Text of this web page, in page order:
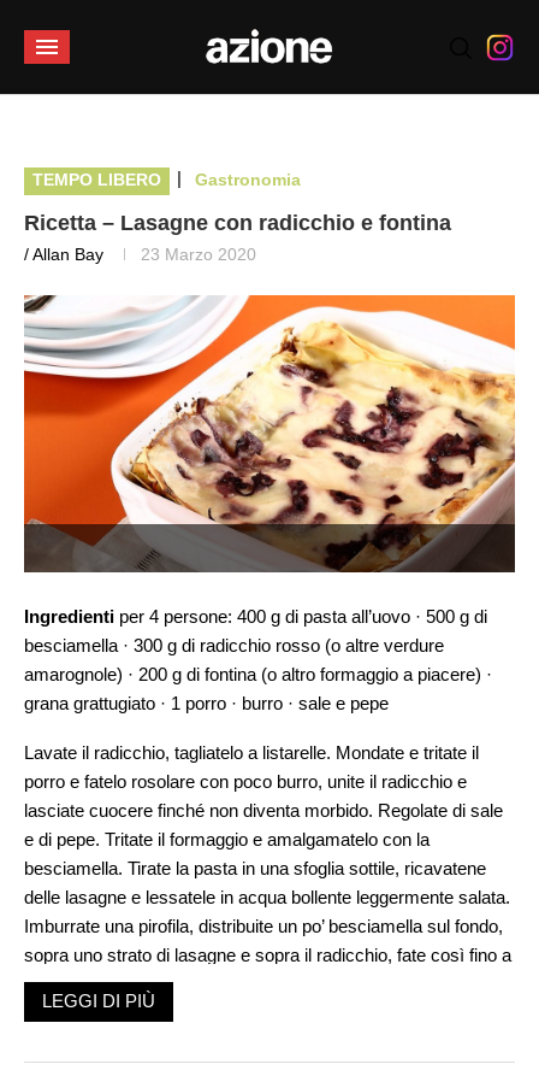
TEMPO LIBERO | Gastronomia
Ricetta – Lasagne con radicchio e fontina
/ Allan Bay 23 Marzo 2020
Ingredienti per 4 persone: 400 g di pasta all’uovo · 500 g di
besciamella · 300 g di radicchio rosso (o altre verdure
amarognole) · 200 g di fontina (o altro formaggio a piacere) ·
grana grattugiato · 1 porro · burro · sale e pepe
Lavate il radicchio, tagliatelo a listarelle. Mondate e tritate il
porro e fatelo rosolare con poco burro, unite il radicchio e
lasciate cuocere finché non diventa morbido. Regolate di sale
e di pepe. Tritate il formaggio e amalgamatelo con la
besciamella. Tirate la pasta in una sfoglia sottile, ricavatene
delle lasagne e lessatele in acqua bollente leggermente salata.
Imburrate una pirofila, distribuite un po’ besciamella sul fondo,
sopra uno strato di lasagne e sopra il radicchio, fate così fino a
esaurimento degli ingredienti, terminando con radicchio, poi
fiocchetti di burro e grana. Cuocete in forno a 180° per 30
LEGGI DI PIÙ